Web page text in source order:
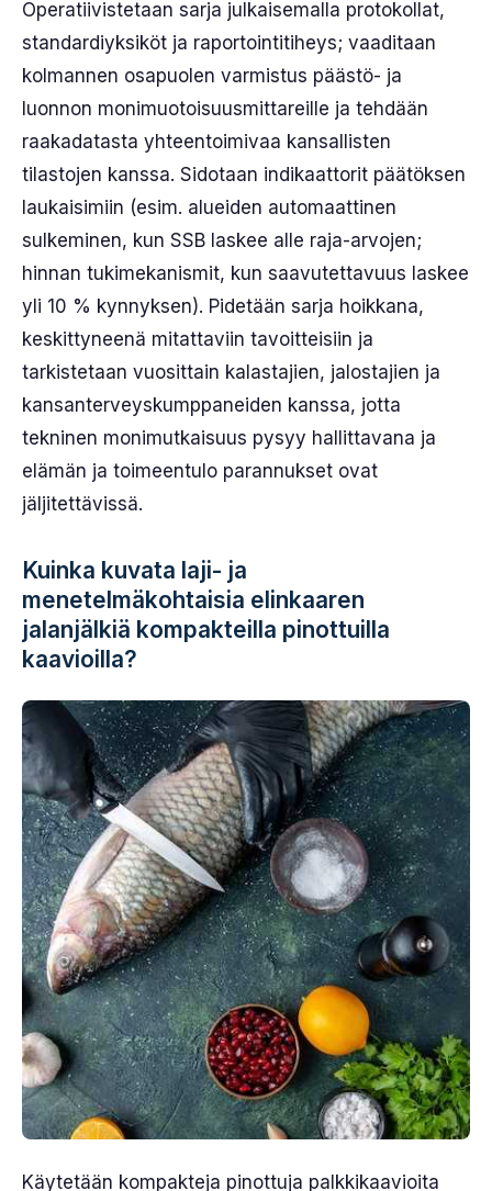
Operatiivistetaan sarja julkaisemalla protokollat,
standardiyksiköt ja raportointitiheys; vaaditaan
kolmannen osapuolen varmistus päästö- ja
luonnon monimuotoisuusmittareille ja tehdään
raakadatasta yhteentoimivaa kansallisten
tilastojen kanssa. Sidotaan indikaattorit päätöksen
laukaisimiin (esim. alueiden automaattinen
sulkeminen, kun SSB laskee alle raja-arvojen;
hinnan tukimekanismit, kun saavutettavuus laskee
yli 10 % kynnyksen). Pidetään sarja hoikkana,
keskittyneenä mitattaviin tavoitteisiin ja
tarkistetaan vuosittain kalastajien, jalostajien ja
kansanterveyskumppaneiden kanssa, jotta
tekninen monimutkaisuus pysyy hallittavana ja
elämän ja toimeentulo parannukset ovat
jäljitettävissä.
Kuinka kuvata laji- ja
menetelmäkohtaisia elinkaaren
jalanjälkiä kompakteilla pinottuilla
kaavioilla?
Käytetään kompakteja pinottuja palkkikaavioita